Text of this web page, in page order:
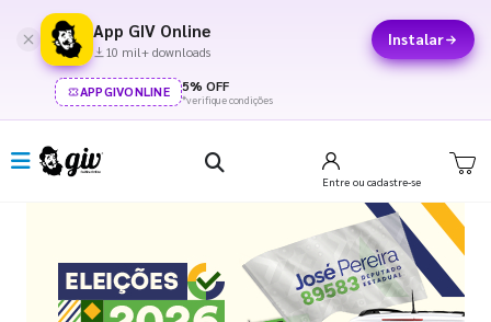
App GIV Online
10 mil+ downloads
Instalar
APPGIVONLINE 5% OFF
*verifique condições
Entre ou cadastre-se